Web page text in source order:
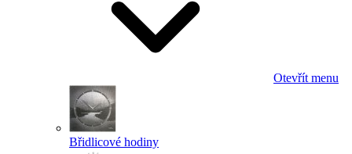
Otevřít menu
Břidlicové hodiny